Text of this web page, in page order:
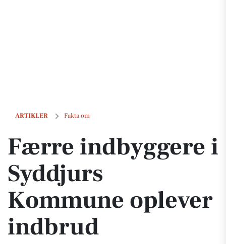
ARTIKLER Fakta om
Færre indbyggere i Syddjurs Kommune oplever indbrud
Færre indbyggere i
Syddjurs
Kommune oplever
indbrud